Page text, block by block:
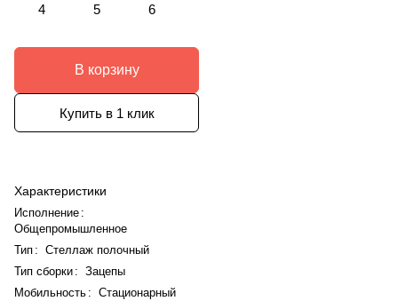
4 5 6
В корзину
Купить в 1 клик
Характеристики
Исполнение :
Общепромышленное
Тип : Стеллаж полочный
Тип сборки: Зацепы
Мобильность : Стационарный